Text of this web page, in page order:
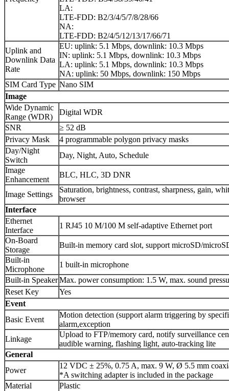
LA:
LTE-FDD: B2/3/4/5/7/8/28/66
NA:
LTE-FDD: B2/4/5/12/13/17/66/71
Uplink and
Downlink Data
Rate
EU: uplink: 5.1 Mbps, downlink: 10.3 Mbps
IN: uplink: 5.1 Mbps, downlink: 10.3 Mbps
LA: uplink: 5.1 Mbps, downlink: 10.3 Mbps
NA: uplink: 50 Mbps, downlink: 150 Mbps
SIM Card Type Nano SIM
Image
Wide Dynamic
Range (WDR)
Digital WDR
SNR
≥ 52 dB
Privacy Mask
4 programmable polygon privacy masks
Day/Night
Switch
Day, Night, Auto, Schedule
Image
Enhancement
BLC, HLC, 3D DNR
Image Settings
Saturation, brightness, contrast, sharpness, gain,
browser
Interface
Ethernet
Interface
1 RJ45 10 M/100 M self-adaptive Ethernet port
On-Board
Storage
Built-in memory card slot, support microSD/
Built-in
Microphone
1 built-in microphone
Built-in SpeakerMax. power consumption: 1.5 W, max. sound
Reset Key
Yes
Event
Basic Event
Motion detection (support alarm triggering by
alarm,exception
Linkage
Upload to FTP/memory card, notify surveillance
audible warning, flashing light, auto-tracking lite
General
Power
12 VDC ± 25%, 0.75 A, max. 9 W, Ø 5.5 mm
*A switching adapter is included in the package
Material
Plastic